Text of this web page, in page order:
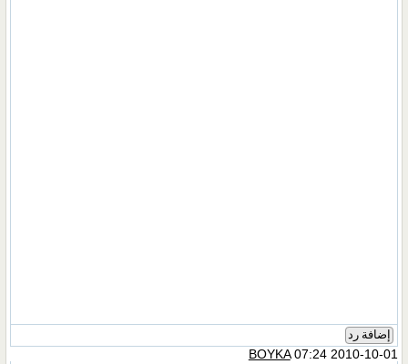
إضافة رد
BOYKA07:24 2010-10-01